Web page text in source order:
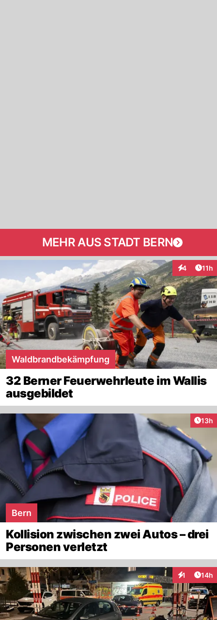
MEHR AUS STADT BERN
4 11h
Waldbrandbekämpfung
32 Berner Feuerwehrleute im Wallis
ausgebildet
13h
Bern
Kollision zwischen zwei Autos – drei
Personen verletzt
1 14h